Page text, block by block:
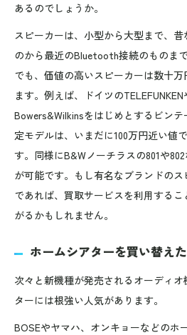
あるのでしょうか。
スピーカーは、小型から大型まで、
のから最近のBluetooth接続のものま
でも、価値の高いスピーカーは数十
ます。例えば、ドイツの
Bowers&Wilkinsをはじめとするビン
定モデルは、いまだに100万円近い値
す。同様にB&Wノーチラスの801や
が可能です。もし有名なブランドの
であれば、買取サービスを利用する
がるかもしれません。
ホームシアターを買い替え
次々と新機種が発売されるオーディ
ターには根強い人気があります。
BOSEやヤマハ、オンキョーなどのホ